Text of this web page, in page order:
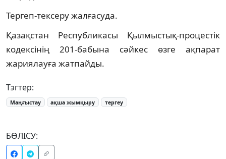
Тергеп-тексеру жалғасуда.
Қазақстан Республикасы Қылмыстық-процестік
кодексінің 201-бабына сәйкес өзге ақпарат
жариялауға жатпайды.
Тэгтер:
Маңғыстау ақша жымқыру тергеу
БӨЛІСУ: